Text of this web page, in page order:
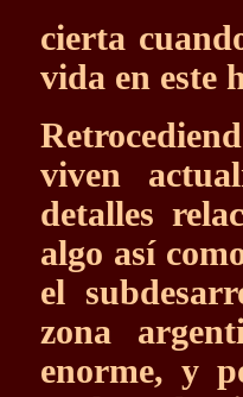
cierta
vida en este
viven
detalles
algo así
el
zona
enorme, y